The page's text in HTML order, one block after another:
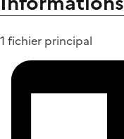
1 fichier principal